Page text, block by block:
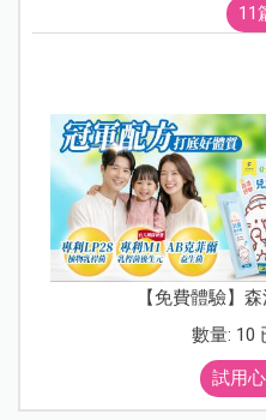
11
【免費體驗】
數量: 10
試用